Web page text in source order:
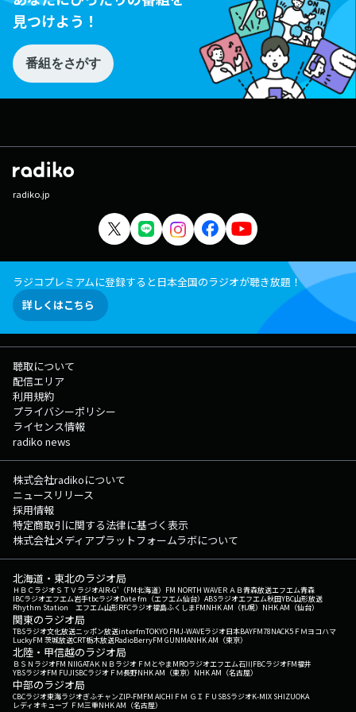
見つけよう！
番組をさがす
radiko.jp
ラジコプレミアムに登録すると日本全国のラジオが聴き放題！
詳しくはこちら
聴取について
配信エリア
利用規約
プライバシーポリシー
ライセンス情報
radiko news
株式会社radikoについて
ニュースリリース
採用情報
特定商取引に関する法律に基づく表示
株式会社メディアプラットフォームラボについて
北海道・東北のラジオ局
ＨＢＣラジオＳＴＶラジオAIR-G'（FM北海道） FM NORTH WAVEＲＡＢ青森放送エフエム青森
IBCラジオエフエム岩手tbcラジオDate fm（エフエム仙台） ABSラジオエフエム秋田YBC山形放送
Rhythm Station エフエム山形RFCラジオ福島ふくしまFMNHK AM（札幌） NHK AM（仙台）
関東のラジオ局
TBSラジオ文化放送ニッポン放送interfmTOKYO FMJ-WAVEラジオ日本BAYFM78NACK5 ＦＭヨコハマ
LuckyFM 茨城放送CRT栃木放送RadioBerryFM GUNMANHK AM（東京）
北陸・甲信越のラジオ局
ＢＳＮラジオFM NIIGATAＫＮＢラジオ ＦＭとやまMROラジオエフエム石川FBCラジオFM福井
YBSラジオFM FUJISBCラジオ ＦＭ長野NHK AM（東京） NHK AM（名古屋）
中部のラジオ局
CBCラジオ東海ラジオぎふチャンZIP-FMFM AICHI ＦＭ ＧＩＦＵ SBSラジオK-MIX SHIZUOKA
レディオキューブ ＦＭ三重NHK AM（名古屋）